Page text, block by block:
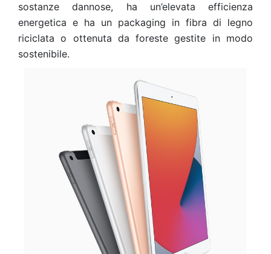
sostanze dannose, ha un’elevata efficienza
energetica e ha un packaging in fibra di legno
riciclata o ottenuta da foreste gestite in modo
sostenibile.